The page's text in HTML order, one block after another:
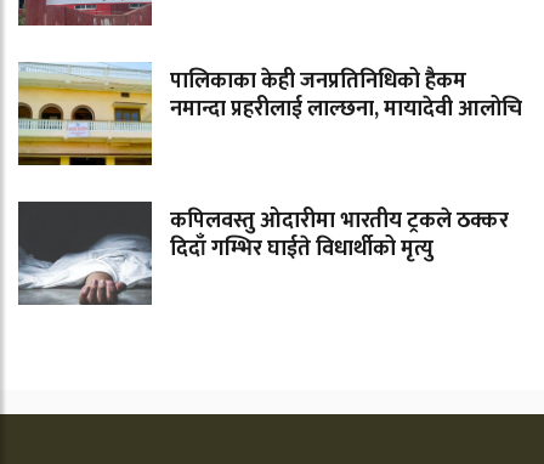
पालिकाका केही जनप्रतिनिधिको हैकम
नमान्दा प्रहरीलाई लाल्छना, मायादेवी आलोचि
कपिलवस्तु ओदारीमा भारतीय ट्रकले ठक्कर
दिदाँ गम्भिर घाईते विधार्थीको मृत्यु